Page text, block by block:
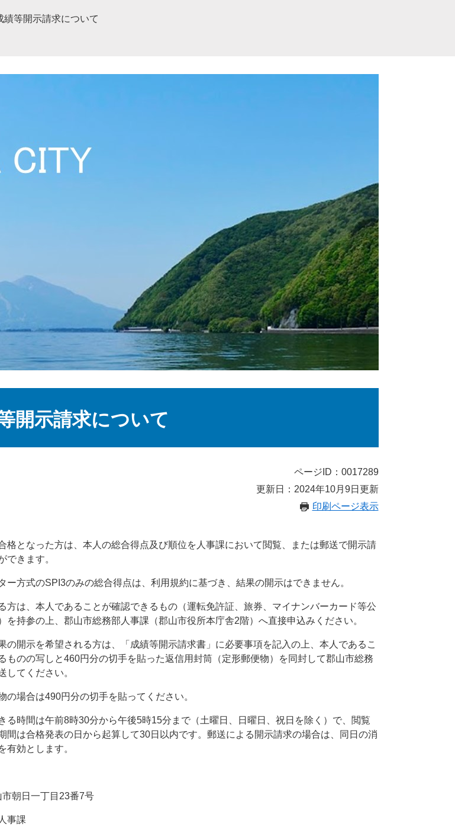
績等開示請求について
開示請求について
ページID：0017289
更新日：2024年10月9日更新
印刷ページ表示
格となった方は、本人の総合得点及び順位を人事課において閲覧、または郵送で開示請
できます。
ー方式のSPI3のみの総合得点は、利用規約に基づき、結果の開示はできません。
方は、本人であることが確認できるもの（運転免許証、旅券、マイナンバーカード等公
を持参の上、郡山市総務部人事課（郡山市役所本庁舎2階）へ直接申込みください。
の開示を希望される方は、「成績等開示請求書」に必要事項を記入の上、本人であるこ
ものの写しと460円分の切手を貼った返信用封筒（定形郵便物）を同封して郡山市総務
してください。
の場合は490円分の切手を貼ってください。
る時間は午前8時30分から午後5時15分まで（土曜日、日曜日、祝日を除く）で、閲覧
間は合格発表の日から起算して30日以内です。郵送による開示請求の場合は、同日の消
有効とします。
朝日一丁目23番7号
事課